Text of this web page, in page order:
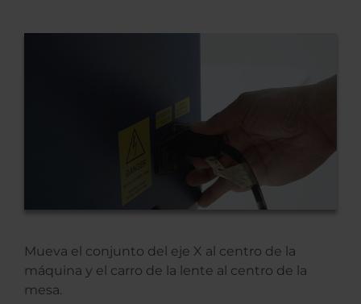
Mueva el conjunto del eje X al centro de la
máquina y el carro de la lente al centro de la
mesa.